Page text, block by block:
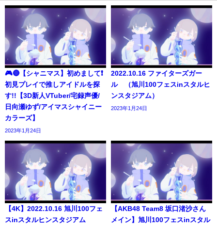
🎮🔴【シャニマス】初めまして❗️
初見プレイで推しアイドルを探
す!!【3D新人VTuber/宅録声優/
日向瀬ゆず/アイマスシャイニー
カラーズ】
2023年1月24日
2022.10.16 ファイターズガー
ル （旭川100フェスinスタルヒ
ンスタジアム）
2023年1月24日
【4K】2022.10.16 旭川100フェ
スinスタルヒンスタジアム
【AKB48 Team8 坂口渚沙さん
メイン】旭川100フェスinスタル